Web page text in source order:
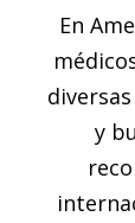
En
y